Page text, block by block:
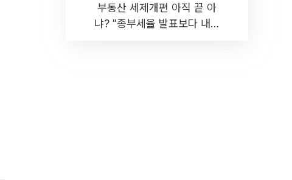
부동산 세제개편 아직 끝 아
냐? "종부세율 발표보다 내릴